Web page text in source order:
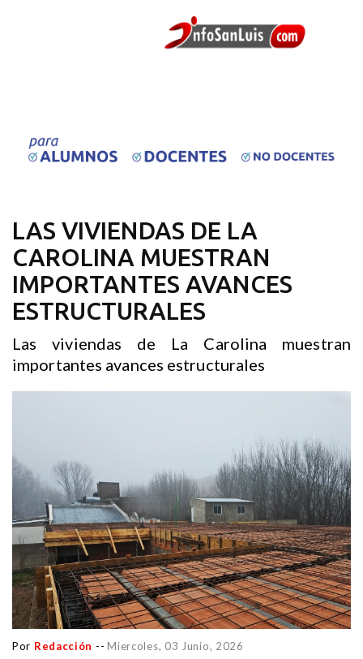
LAS VIVIENDAS DE LA
CAROLINA MUESTRAN
IMPORTANTES AVANCES
ESTRUCTURALES
Las viviendas de La Carolina muestran
importantes avances estructurales
Por Redacción -- Miercoles, 03 Junio, 2026